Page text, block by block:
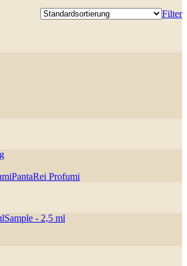
Filter
PantaRei Profumi
Sample - 2,5 ml